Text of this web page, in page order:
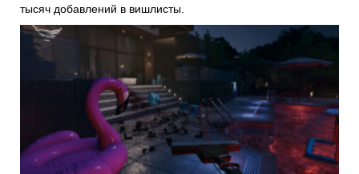
тысяч добавлений в вишлисты.